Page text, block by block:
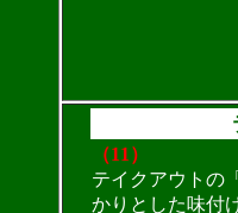
（11）
テイクアウトの
かりとした味付